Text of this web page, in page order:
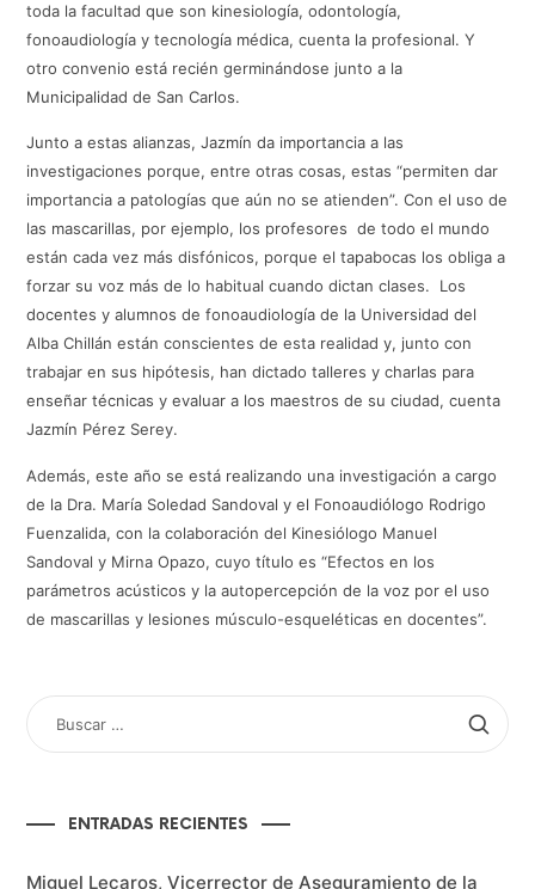
toda la facultad que son kinesiología, odontología,
fonoaudiología y tecnología médica, cuenta la profesional. Y
otro convenio está recién germinándose junto a la
Municipalidad de San Carlos.
Junto a estas alianzas, Jazmín da importancia a las
investigaciones porque, entre otras cosas, estas “permiten dar
importancia a patologías que aún no se atienden”. Con el uso de
las mascarillas, por ejemplo, los profesores de todo el mundo
están cada vez más disfónicos, porque el tapabocas los obliga a
forzar su voz más de lo habitual cuando dictan clases. Los
docentes y alumnos de fonoaudiología de la Universidad del
Alba Chillán están conscientes de esta realidad y, junto con
trabajar en sus hipótesis, han dictado talleres y charlas para
enseñar técnicas y evaluar a los maestros de su ciudad, cuenta
Jazmín Pérez Serey.
Además, este año se está realizando una investigación a cargo
de la Dra. María Soledad Sandoval y el Fonoaudiólogo Rodrigo
Fuenzalida, con la colaboración del Kinesiólogo Manuel
Sandoval y Mirna Opazo, cuyo título es “Efectos en los
parámetros acústicos y la autopercepción de la voz por el uso
de mascarillas y lesiones músculo-esqueléticas en docentes”.
BUSCAR
POR:
ENTRADAS RECIENTES
Miguel Lecaros, Vicerrector de Aseguramiento de la